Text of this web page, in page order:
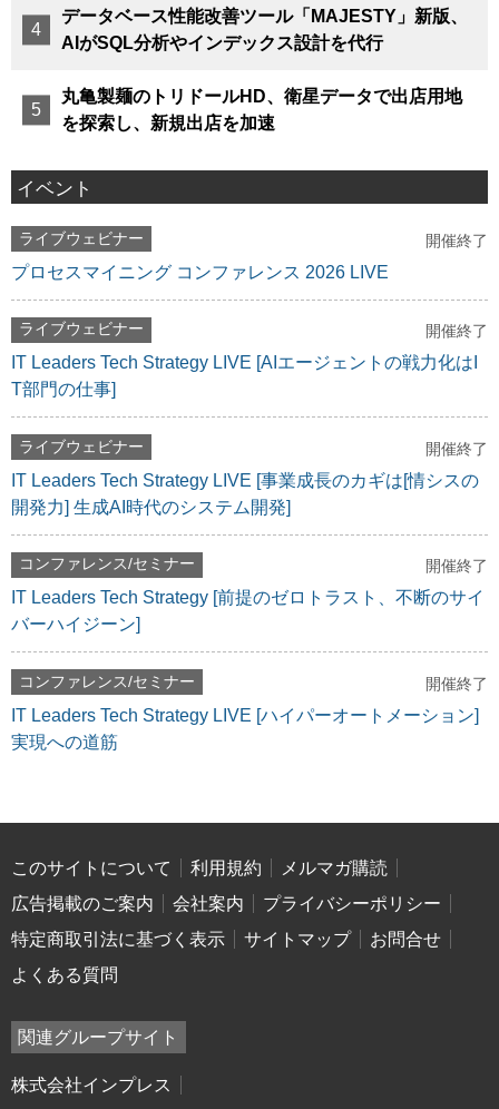
データベース性能改善ツール「MAJESTY」新版、
AIがSQL分析やインデックス設計を代行
丸亀製麺のトリドールHD、衛星データで出店用地
を探索し、新規出店を加速
イベント
ライブウェビナー 開催終了
プロセスマイニング コンファレンス 2026 LIVE
ライブウェビナー 開催終了
IT Leaders Tech Strategy LIVE [AIエージェントの戦力化はI
T部門の仕事]
ライブウェビナー 開催終了
IT Leaders Tech Strategy LIVE [事業成長のカギは[情シスの
開発力] 生成AI時代のシステム開発]
コンファレンス/セミナー 開催終了
IT Leaders Tech Strategy [前提のゼロトラスト、不断のサイ
バーハイジーン]
コンファレンス/セミナー 開催終了
IT Leaders Tech Strategy LIVE [ハイパーオートメーション]
実現への道筋
このサイトについて 利用規約
メルマガ購読
広告掲載のご案内
会社案内
プライバシーポリシー
特定商取引法に基づく表示
サイトマップ
お問合せ
よくある質問
関連グループサイト
株式会社インプレス